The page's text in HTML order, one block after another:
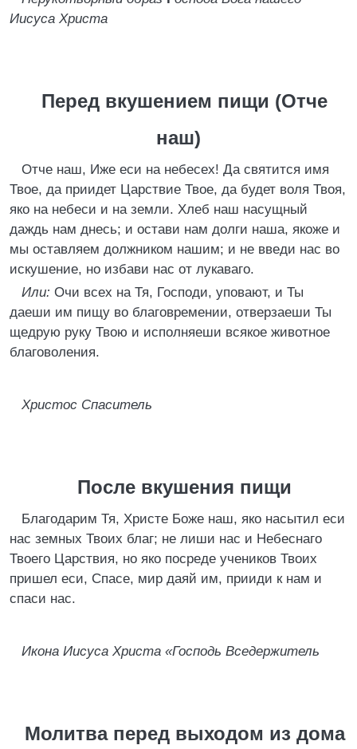
Иисуса Христа
Перед вкушением пищи (Отче
наш)
Отче наш, Иже еси на небесех! Да святится имя
Твое, да приидет Царствие Твое, да будет воля Твоя,
яко на небеси и на земли. Хлеб наш насущный
даждь нам днесь; и остави нам долги наша, якоже и
мы оставляем должником нашим; и не введи нас во
искушение, но избави нас от лукаваго.
Или: Очи всех на Тя, Господи, уповают, и Ты
даеши им пищу во благовремении, отверзаеши Ты
щедрую руку Твою и исполняеши всякое животное
благоволения.
Христос Спаситель
После вкушения пищи
Благодарим Тя, Христе Боже наш, яко насытил еси
нас земных Твоих благ; не лиши нас и Небеснаго
Твоего Царствия, но яко посреде учеников Твоих
пришел еси, Спасе, мир даяй им, прииди к нам и
спаси нас.
Икона Иисуса Христа «Господь Вседержитель
Молитва перед выходом из дома